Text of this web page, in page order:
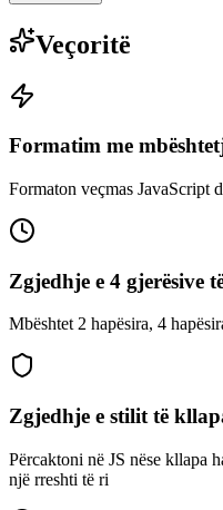
Veçoritë
Formatim me
Formaton veçmas JavaScript
Zgjedhje e 4 gjerësive
Mbështet 2 hapësira, 4
Zgjedhje e stilit të
Përcaktoni në JS nëse kllapa
një rreshti të ri